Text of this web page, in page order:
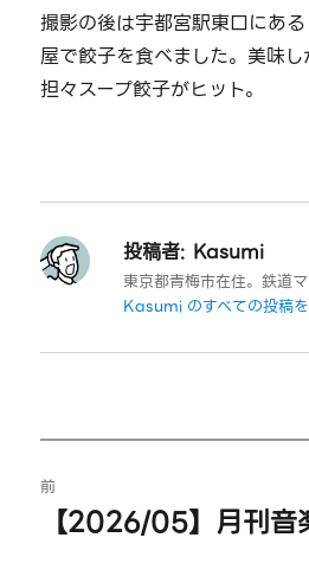
撮影の後は宇都宮駅東口にあ
屋で餃子を食べました。美味
担々スープ餃子がヒット。
投稿者: Kasumi
東京都青梅市在住。鉄道マ
Kasumi のすべての投稿
稿
前
【2026/05】月刊音